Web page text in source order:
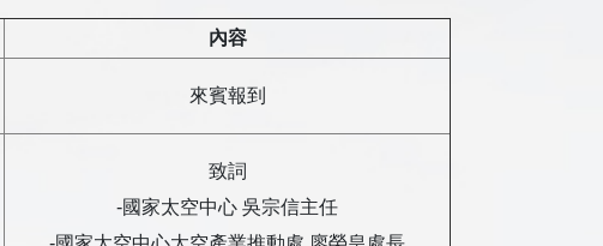
內容
來賓報到
致詞
-國家太空中心 吳宗信主任